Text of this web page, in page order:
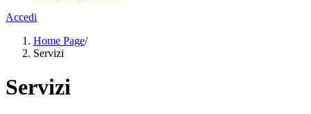
Accedi
Home Page/
Servizi
Servizi